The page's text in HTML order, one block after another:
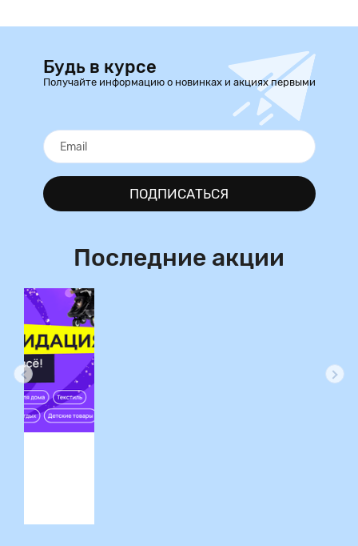
Будь в курсе
Получайте информацию о новинках и акциях первыми
ПОДПИСАТЬСЯ
Последние акции